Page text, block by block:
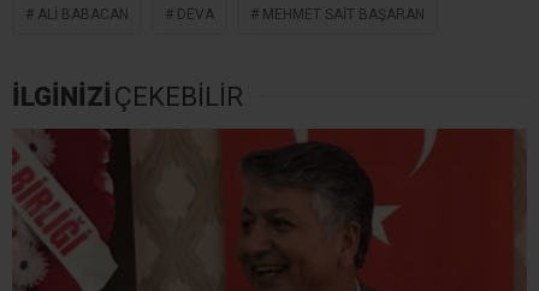
ALI BABACAN DEVA MEHMET SAIT BAŞARAN
İLGİNİZİ ÇEKEBİLİR